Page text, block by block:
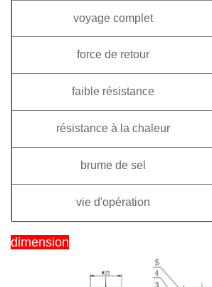
voyage complet
force de retour
faible résistance
résistance à la chaleur
brume de sel
vie d'opération
dimension